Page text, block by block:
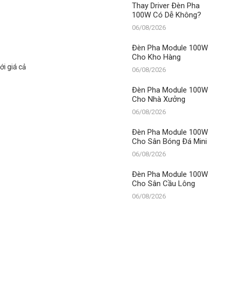
giá cả
Thay Driver Đèn Pha
100W Có Dễ Không?
06/08/2026
Đèn Pha Module 100W
Cho Kho Hàng
06/08/2026
Đèn Pha Module 100W
Cho Nhà Xưởng
06/08/2026
Đèn Pha Module 100W
Cho Sân Bóng Đá Mini
06/08/2026
Đèn Pha Module 100W
Cho Sân Cầu Lông
06/08/2026